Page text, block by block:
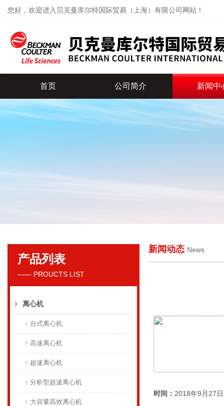
您好，欢迎进入贝克曼库尔特国际贸易（上海）有限公司网站！
贝克曼库尔特国际贸易（上海）有限公司
首页 公司简介 新闻中
产品列表
—— PROUCTS LIST
离心机
台式离心机
高速离心机
超速离心机
分析型超速离心机
大容量高效离心机
新闻动态 News
时间： 2018年9月27